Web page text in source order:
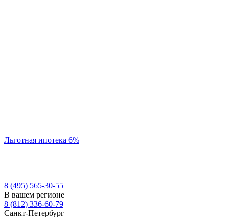
Льготная ипотека 6%
8 (495) 565-30-55
В вашем регионе
8 (812) 336-60-79
Санкт-Петербург